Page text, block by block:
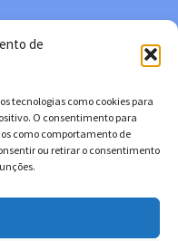
de
tecnologias como cookies para
O consentimento para
como comportamento de
ou retirar o consentimento